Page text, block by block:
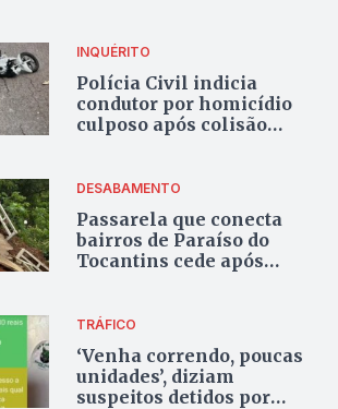
INQUÉRITO
Polícia Civil indicia
condutor por homicídio
culposo após colisão
DESABAMENTO
Passarela que conecta
bairros de Paraíso do
Tocantins cede após
TRÁFICO
‘Venha correndo, poucas
unidades’, diziam
suspeitos detidos por